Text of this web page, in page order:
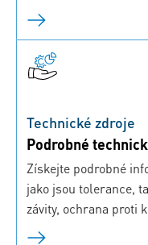
Technické zdroje
Podrobné
Získejte podrobné
jako jsou tolerance,
závity, ochrana proti